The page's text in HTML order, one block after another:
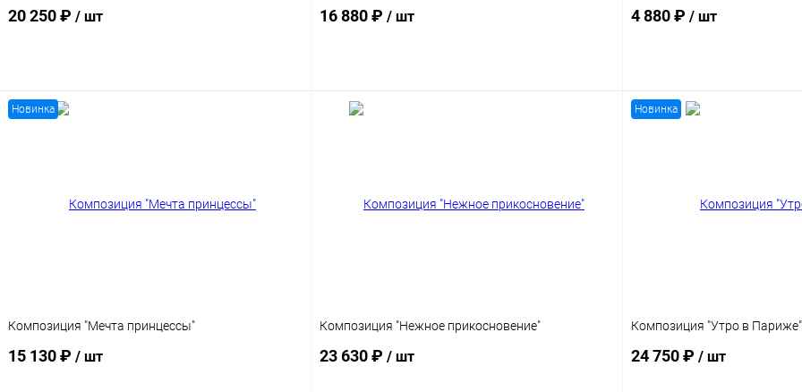
20 250 ₽ / шт
В корзину
16 880 ₽ / шт
В корзину
4 880 ₽ / шт
В
Новинка
Композиция "Мечта принцессы"
15 130 ₽ / шт
Композиция "Нежное прикосновение"
23 630 ₽ / шт
Новинка
Композиция "Утро в Париже"
24 750 ₽ / шт